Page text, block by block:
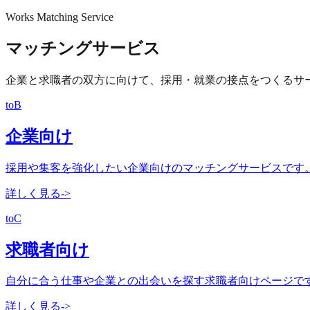
Works Matching Service
マッチングサービス
企業と求職者の双方に向けて、採用・就業の接点をつくるサ
toB
企業向け
採用や集客を強化したい企業向けのマッチングサービスです。
詳しく見る->
toC
求職者向け
自分に合う仕事や企業との出会いを探す求職者向けページで
詳しく見る->